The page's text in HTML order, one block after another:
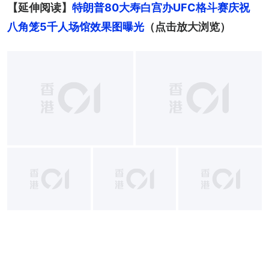
【延伸阅读】 特朗普80大寿白宫办UFC格斗赛庆祝
八角笼5千人场馆效果图曝光 （点击放大浏览）